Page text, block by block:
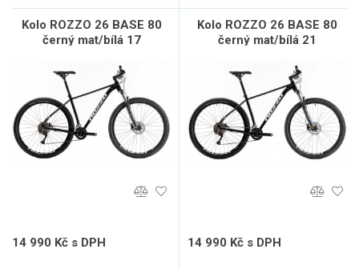
Kolo ROZZO 26 BASE 80
černý mat/bílá 17
14 990 Kč s DPH
Kolo ROZZO 26 BASE 80
černý mat/bílá 21
14 990 Kč s DPH